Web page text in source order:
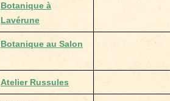
Botanique à
Lavérune
Botanique au Salon
Atelier Russules